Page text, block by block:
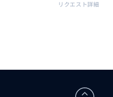
リクエスト詳細